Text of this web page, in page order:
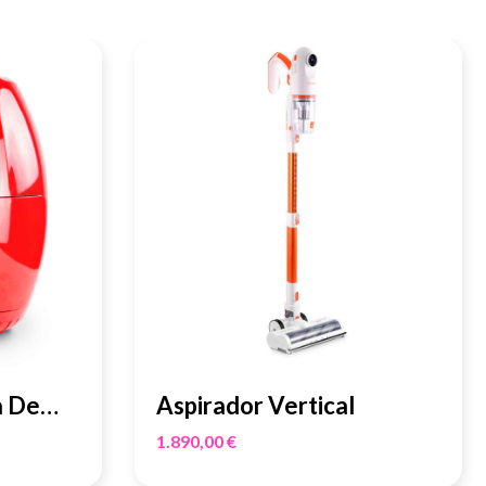
De
Aspirador Vertical
1.890,00 €